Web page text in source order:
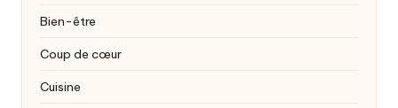
Bien-être
Coup de cœur
Cuisine